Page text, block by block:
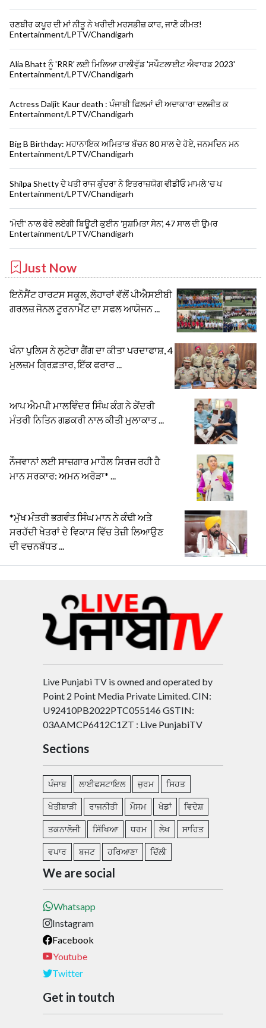
ਰਣਬੀਰ ਕਪੂਰ ਦੀ ਮਾਂ ਨੀਤੂ ਨੇ ਖਰੀਦੀ ਮਰਸਡੀਜ਼ ਕਾਰ, ਜਾਣੋ ਕੀਮਤ!
Entertainment/LPTV/Chandigarh
Alia Bhatt ਨੂੰ 'RRR' ਲਈ ਮਿਲਿਆ ਹਾਲੀਵੁੱਡ 'ਸਪੌਟਲਾਈਟ ਐਵਾਰਡ 2023'
Entertainment/LPTV/Chandigarh
Actress Daljit Kaur death : ਪੰਜਾਬੀ ਫ਼ਿਲਮਾਂ ਦੀ ਅਦਾਕਾਰਾ ਦਲਜੀਤ ਕ
Entertainment/LPTV/Chandigarh
Big B Birthday: ਮਹਾਨਾਇਕ ਅਮਿਤਾਭ ਬੱਚਨ 80 ਸਾਲ ਦੇ ਹੋਏ, ਜਨਮਦਿਨ ਮਨ
Entertainment/LPTV/Chandigarh
Shilpa Shetty ਦੇ ਪਤੀ ਰਾਜ ਕੁੰਦਰਾ ਨੇ ਇਤਰਾਜ਼ਯੋਗ ਵੀਡੀਓ ਮਾਮਲੇ 'ਚ ਪ
Entertainment/LPTV/Chandigarh
'ਮੋਦੀ' ਨਾਲ ਫੇਰੇ ਲਏਗੀ ਬਿਊਟੀ ਕੁਈਨ 'ਸੁਸ਼ਮਿਤਾ ਸੇਨ', 47 ਸਾਲ ਦੀ ਉਮਰ
Entertainment/LPTV/Chandigarh
Just Now
ਇਨੋਸੈਂਟ ਹਾਰਟਸ ਸਕੂਲ, ਲੋਹਾਰਾਂ ਵੱਲੋਂ ਪੀਐਸਈਬੀ
ਗਰਲਜ਼ ਜੋਨਲ ਟੂਰਨਾਮੈਂਟ ਦਾ ਸਫਲ ਆਯੋਜਨ ...
ਖੰਨਾ ਪੁਲਿਸ ਨੇ ਲੁਟੇਰਾ ਗੈਂਗ ਦਾ ਕੀਤਾ ਪਰਦਾਫਾਸ਼, 4
ਮੁਲਜ਼ਮ ਗ੍ਰਿਫ਼ਤਾਰ, ਇੱਕ ਫਰਾਰ ...
ਆਪ ਐਮਪੀ ਮਾਲਵਿੰਦਰ ਸਿੰਘ ਕੰਗ ਨੇ ਕੇਂਦਰੀ
ਮੰਤਰੀ ਨਿਤਿਨ ਗਡਕਰੀ ਨਾਲ ਕੀਤੀ ਮੁਲਾਕਾਤ ...
ਨੌਜਵਾਨਾਂ ਲਈ ਸਾਜ਼ਗਾਰ ਮਾਹੌਲ ਸਿਰਜ ਰਹੀ ਹੈ
ਮਾਨ ਸਰਕਾਰ: ਅਮਨ ਅਰੋੜਾ* ...
*ਮੁੱਖ ਮੰਤਰੀ ਭਗਵੰਤ ਸਿੰਘ ਮਾਨ ਨੇ ਕੰਢੀ ਅਤੇ
ਸਰਹੱਦੀ ਖੇਤਰਾਂ ਦੇ ਵਿਕਾਸ ਵਿੱਚ ਤੇਜ਼ੀ ਲਿਆਉਣ
ਦੀ ਵਚਨਬੱਧਤ ...
Live Punjabi TV is owned and operated by
Point 2 Point Media Private Limited. CIN:
U92410PB2022PTC055146 GSTIN:
03AAMCP6412C1ZT : Live PunjabiTV
Sections
ਪੰਜਾਬ ਲਾਈਫਸਟਾਇਲ ਜੁਰਮ ਸਿਹਤ
ਖੇਤੀਬਾੜੀ ਰਾਜਨੀਤੀ ਮੌਸਮ ਖੇਡਾਂ ਵਿਦੇਸ਼
ਤਕਨਾਲੋਜੀ ਸਿੱਖਿਆ ਧਰਮ ਲੇਖ ਸਾਹਿਤ
ਵਪਾਰ ਬਜਟ ਹਰਿਆਣਾ ਦਿੱਲੀ
We are social
Whatsapp
Instagram
Facebook
Youtube
Twitter
Get in toutch